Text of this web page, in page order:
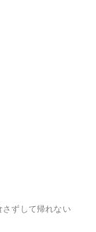
さずして帰れない